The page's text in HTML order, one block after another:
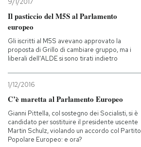
9/1/2017
Il pasticcio del M5S al Parlamento
europeo
Gli iscritti al M5S avevano approvato la
proposta di Grillo di cambiare gruppo, ma i
liberali dell'ALDE si sono tirati indietro
1/12/2016
C’è maretta al Parlamento Europeo
Gianni Pittella, col sostegno dei Socialisti, si è
candidato per sostituire il presidente uscente
Martin Schulz, violando un accordo col Partito
Popolare Europeo: e ora?